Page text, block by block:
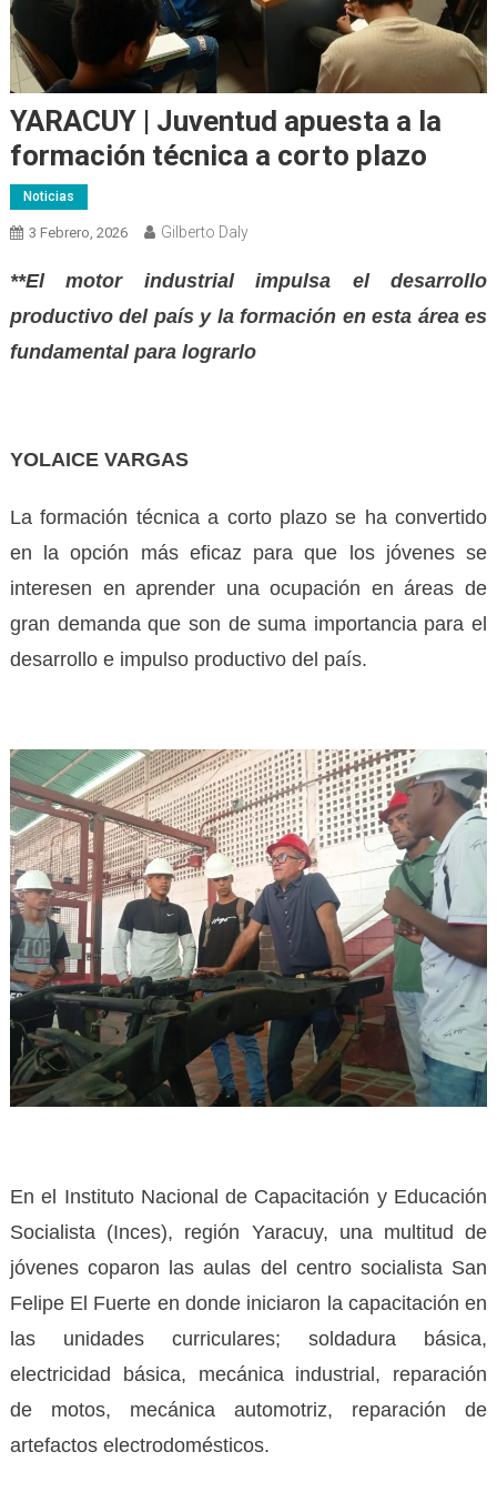
YARACUY | Juventud apuesta a la
formación técnica a corto plazo
Noticias
3 Febrero, 2026 Gilberto Daly
**El motor industrial impulsa el desarrollo
productivo del país y la formación en esta área es
fundamental para lograrlo
YOLAICE VARGAS
La formación técnica a corto plazo se ha convertido
en la opción más eficaz para que los jóvenes se
interesen en aprender una ocupación en áreas de
gran demanda que son de suma importancia para el
desarrollo e impulso productivo del país.
En el Instituto Nacional de Capacitación y Educación
Socialista (Inces), región Yaracuy, una multitud de
jóvenes coparon las aulas del centro socialista San
Felipe El Fuerte en donde iniciaron la capacitación en
las unidades curriculares; soldadura básica,
electricidad básica, mecánica industrial, reparación
de motos, mecánica automotriz, reparación de
artefactos electrodomésticos.